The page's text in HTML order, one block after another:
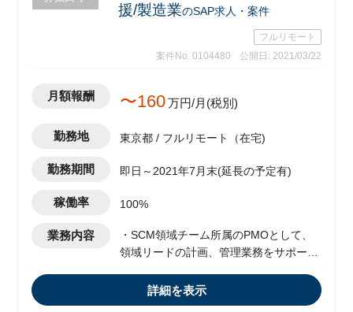
援/製造業のSAP求人・案件
フルリモート
案件No. 0104480
公開日: 2021/03/22
月額報酬 〜160万円/月(税別)
勤務地 東京都 / フルリモート（在宅)
勤務期間 即日～2021年7月末(延長の予定有)
稼働率 100%
業務内容
・SCM領域チーム所属のPMOとして、
領域リードの計画、管理業務をサポート
業務遂行アプローチをアライン
・領域横断論点等計画を整合する
詳細を表示